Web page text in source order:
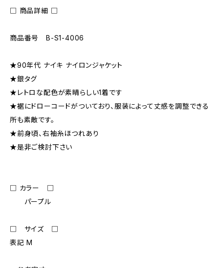
□ 商品詳細 □
商品番号 B-S1-4006
★90年代 ナイキ ナイロンジャケット
★銀タグ
★レトロな配色が素晴らしい1着です
★裾にドローコードがついており、服装によって丈感を調整できる
所も素敵です。
★前身頃、右袖糸ほつれあり
★是非ご検討下さい
□ カラー □
パープル
□ サイズ □
表記 M